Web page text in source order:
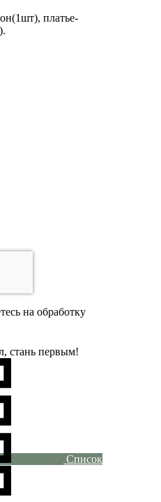
платье-
на обработку
стань первым!
Список